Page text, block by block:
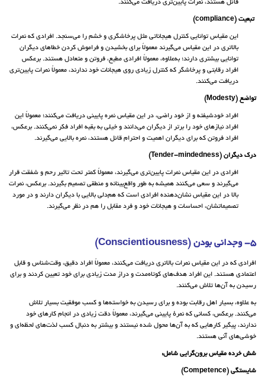
قائل هستند، نمرات پایین‌تری دریافت می‌کنند.
تبعیت (compliance)
این مقیاس توانایی کنترل هیجاناتی مثل پرخاشگری و خشم را می‌سنجد. افرادی که نمرات
بالاتری در این مقیاس می‌گیرند معمولاً برای بخشیدن و فراموش کردن خطاهای دیگران
توانایی بیشتری دارند؛ به‌علاوه، معمولاً افرادی مطیع، فروتن و متعادل هستند. برعکس
افراد رقابتی و پرخاشگر که کنترل زیادی روی هیجانات خود ندارند، معمولاً نمرات پایین‌تری
دریافت می‌کنند.
تواضع (Modesty)
افراد خودشیفته و از خود راضی، در این مقیاس نمره پایینی دریافت می‌کنند؛ معمولاً این
افراد نیازهای خود را برتر از دیگران می‌دانند و خیلی به بقیه افراد فکر نمی‌کنند. برعکس،
افراد فروتن که برای دیگران اهمیت و احترام قائل هستند، نمره بالایی می‌گیرند.
درک دیگران (Tender-mindedness)
افرادی در این مقیاس نمرات پایین‌تری می‌گیرند، معمولاً کمتر تحت تاثیر رحم و شفقت قرار
می‌گیرند و سعی می‌کنند همیشه به طور واقع‌بینانه و منطقی تصمیم بگیرند. برعکس، نمرات
بالا در این مقیاس نشان‌دهنده افرادی است که هم‌دلی بالایی با دیگران دارند و در مورد
تصمیماتشان، احساسات و هیجانات خود و فرد مقابل را هم در نظر می‌گیرند.
5- وجدانی بودن (Conscientiousness)
افرادی که در این مقیاس نمرات بالاتری دریافت می‌کنند، معمولاً افراد دقیق، وقت‌شناس و قابل
اعتمادی هستند. این افراد هدف‌های کوتاه‌مدت و دراز مدت زیادی برای خود تعیین کردند و برای
رسیدن به آن‌ها تلاش می‌کنند.
به علاوه، بسیار اهل رقابت بوده و برای رسیدن به خواسته‌ها و کسب موفقیت بسیار تلاش
می‌کنند. برعکس، کسانی که نمرهٔ پایینی می‌گیرند، معمولاً دقت زیادی در انجام کارهای خود
ندارند، پیگیر کارهایی که به آن‌ها محول شده نیستند و بیشتر به دنبال کسب لذت‌های لحظه‌ای و
خوشی‌های آنی هستند.
شش خرده مقیاس برون‌گرایی شامل:
شایستگی (Competence)